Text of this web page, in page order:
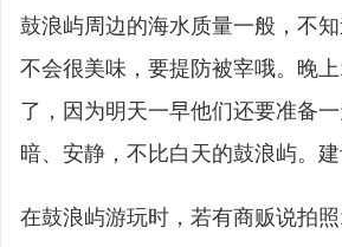
鼓浪屿周边的海水质量一般，不
不会很美味，要提防被宰哦。晚
了，因为明天一早他们还要准备
暗、安静，不比白天的鼓浪屿。
在鼓浪屿游玩时，若有商贩说拍